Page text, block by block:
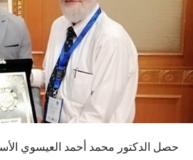
حصل الدكتور محمد أحمد العيسوي